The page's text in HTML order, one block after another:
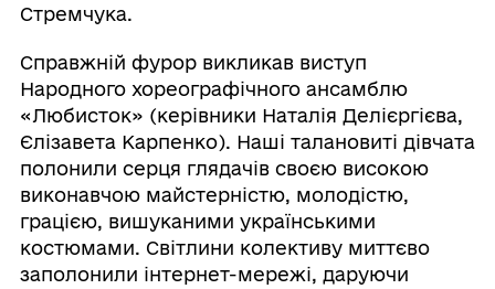
Стремчука.
Справжній фурор викликав виступ
Народного хореографічного ансамблю
«Любисток» (керівники Наталія Делієргієва,
Єлізавета Карпенко). Наші талановиті дівчата
полонили серця глядачів своєю високою
виконавчою майстерністю, молодістю,
грацією, вишуканими українськими
костюмами. Світлини колективу миттєво
заполонили інтернет-мережі, даруючи